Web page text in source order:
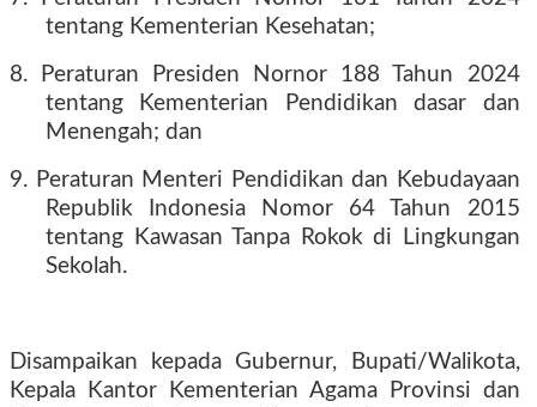
tentang Kementerian Kesehatan;
8. Peraturan Presiden Nornor 188 Tahun 2024
tentang Kementerian Pendidikan dasar dan
Menengah; dan
9. Peraturan Menteri Pendidikan dan Kebudayaan
Republik Indonesia Nomor 64 Tahun 2015
tentang Kawasan Tanpa Rokok di Lingkungan
Sekolah.
Disampaikan kepada Gubernur, Bupati/Walikota,
Kepala Kantor Kementerian Agama Provinsi dan